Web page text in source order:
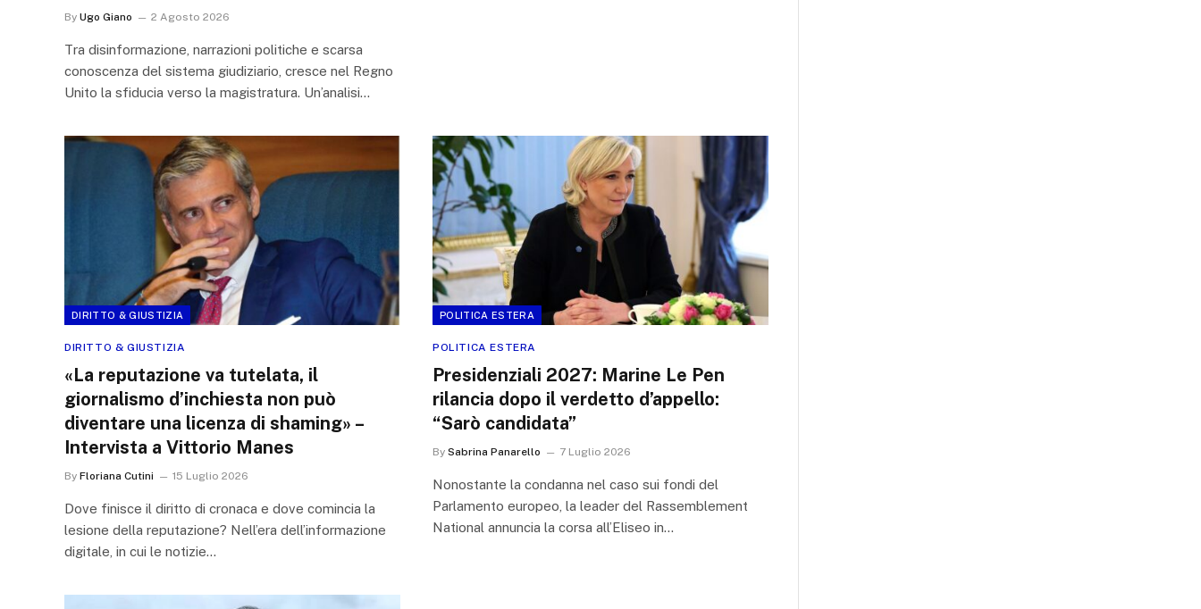
By Ugo Giano 2 Agosto 2026
Tra disinformazione, narrazioni politiche e scarsa
conoscenza del sistema giudiziario, cresce nel Regno
Unito la sfiducia verso la magistratura. Un’analisi…
DIRITTO & GIUSTIZIA
DIRITTO & GIUSTIZIA
«La reputazione va tutelata, il
giornalismo d’inchiesta non può
diventare una licenza di shaming» –
Intervista a Vittorio Manes
By Floriana Cutini 15 Luglio 2026
Dove finisce il diritto di cronaca e dove comincia la
lesione della reputazione? Nell’era dell’informazione
digitale, in cui le notizie…
POLITICA ESTERA
POLITICA ESTERA
Presidenziali 2027: Marine Le Pen
rilancia dopo il verdetto d’appello:
“Sarò candidata”
By Sabrina Panarello 7 Luglio 2026
Nonostante la condanna nel caso sui fondi del
Parlamento europeo, la leader del Rassemblement
National annuncia la corsa all’Eliseo in…